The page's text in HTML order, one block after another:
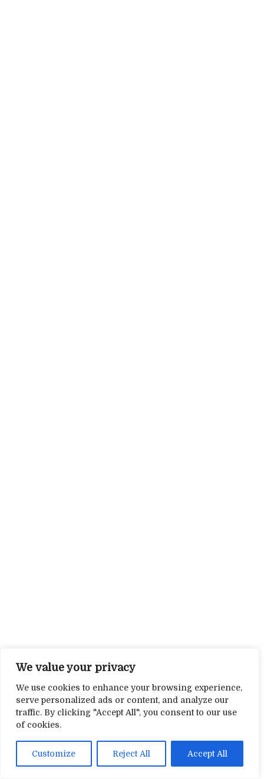
We value your privacy
We use cookies to enhance your browsing experience,
serve personalized ads or content, and analyze our
traffic. By clicking "Accept All", you consent to our use
of cookies.
Customize Reject All Accept All